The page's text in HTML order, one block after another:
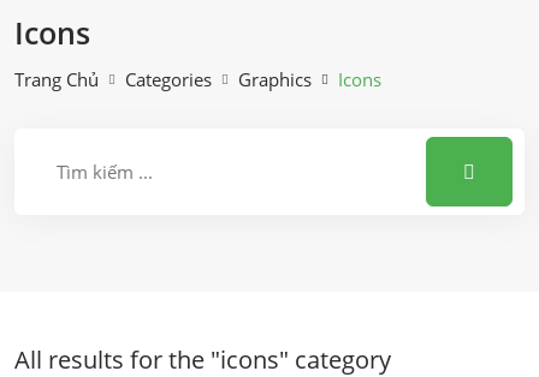
Icons
Trang Chủ Categories Graphics Icons
All results for the "icons" category